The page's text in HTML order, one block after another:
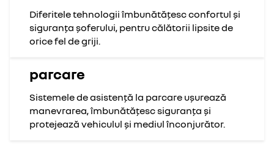
Diferitele tehnologii îmbunătățesc confortul și
siguranța șoferului, pentru călătorii lipsite de
orice fel de griji.
parcare
Sistemele de asistență la parcare ușurează
manevrarea, îmbunătățesc siguranța și
protejează vehiculul și mediul înconjurător.